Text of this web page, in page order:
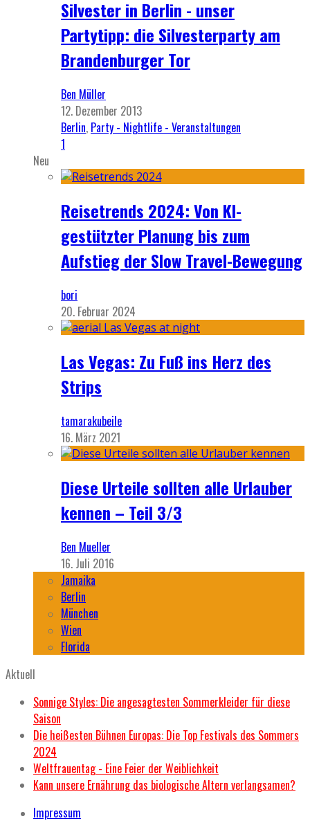
Silvester in Berlin - unser
Partytipp: die Silvesterparty am
Brandenburger Tor
Ben Müller
12. Dezember 2013
Berlin, Party - Nightlife - Veranstaltungen
1
Neu
Reisetrends 2024: Von KI-
gestützter Planung bis zum
Aufstieg der Slow Travel-Bewegung
bori
20. Februar 2024
Las Vegas: Zu Fuß ins Herz des
Strips
tamarakubeile
16. März 2021
Diese Urteile sollten alle Urlauber
kennen – Teil 3/3
Ben Mueller
16. Juli 2016
Jamaika
Berlin
München
Wien
Florida
Aktuell
Sonnige Styles: Die angesagtesten Sommerkleider für diese
Saison
Die heißesten Bühnen Europas: Die Top Festivals des Sommers
2024
Weltfrauentag - Eine Feier der Weiblichkeit
Kann unsere Ernährung das biologische Altern verlangsamen?
Impressum